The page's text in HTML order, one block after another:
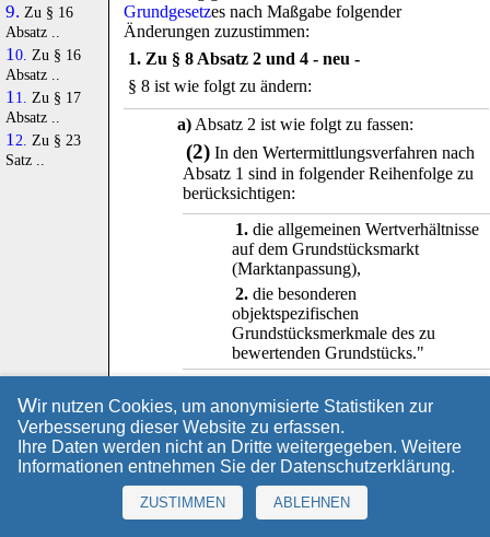
Grundgesetzes nach Maßgabe folgender
Änderungen zuzustimmen:
1. Zu § 8 Absatz 2 und 4 - neu -
§ 8 ist wie folgt zu ändern:
a)Absatz 2 ist wie folgt zu fassen:
(2) In den Wertermittlungsverfahren nach
Absatz 1 sind in folgender Reihenfolge zu
berücksichtigen:
1. die allgemeinen Wertverhältnisse
auf dem Grundstücksmarkt
(Marktanpassung),
2. die besonderen
objektspezifischen
Grundstücksmerkmale des zu
bewertenden Grundstücks."
"(4)Bei der Anwendung der jeweils
herangezogenen Wertermittlungsverfahren
nicht berücksichtigte wertbeeinflussende
Umstände sind ergänzend zu
berücksichtigen."
9. Zu § 16
Absatz ..
10. Zu § 16
Absatz ..
11.
Zu § 17
Absatz ..
12.
Zu § 23
Satz ..
Wir nutzen Cookies, um anonymisierte Statistiken zur
Verbesserung dieser Website zu erfassen.
Ihre Daten werden nicht an Dritte weitergegeben. Weitere
Informationen entnehmen Sie der Datenschutzerklärung.
ZUSTIMMEN ABLEHNEN